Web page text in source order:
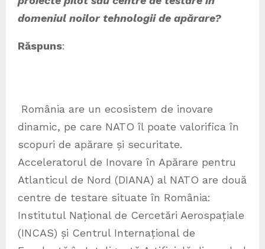
domeniul noilor tehnologii de apărare?
Răspuns:
România are un ecosistem de inovare
dinamic, pe care NATO îl poate valorifica în
scopuri de apărare și securitate.
Acceleratorul de Inovare în Apărare pentru
Atlanticul de Nord (DIANA) al NATO are două
centre de testare situate în România:
Institutul Național de Cercetări Aerospațiale
(INCAS) și Centrul Internațional de